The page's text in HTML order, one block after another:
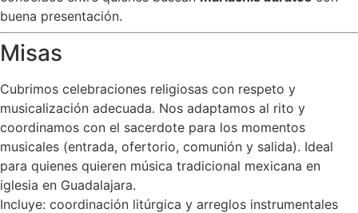
buena presentación.
Misas
Cubrimos celebraciones religiosas con respeto y
musicalización adecuada. Nos adaptamos al rito y
coordinamos con el sacerdote para los momentos
musicales (entrada, ofertorio, comunión y salida). Ideal
para quienes quieren música tradicional mexicana en
iglesia en Guadalajara.
Incluye: coordinación litúrgica y arreglos instrumentales